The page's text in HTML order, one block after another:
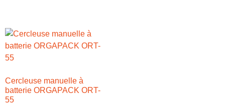
Cercleuse manuelle à
batterie ORGAPACK ORT-
55